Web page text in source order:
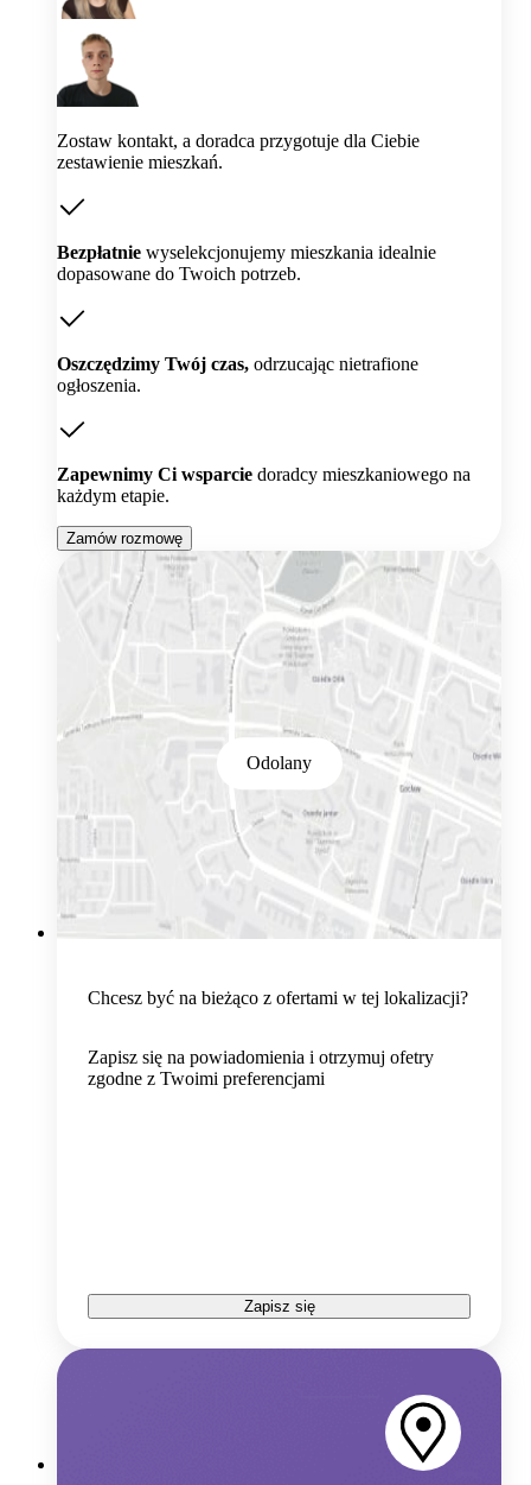
Zostaw kontakt, a doradca przygotuje dla Ciebie
zestawienie mieszkań.
Bezpłatnie wyselekcjonujemy mieszkania idealnie
dopasowane do Twoich potrzeb.
Oszczędzimy Twój czas, odrzucając nietrafione
ogłoszenia.
Zapewnimy Ci wsparcie doradcy mieszkaniowego na
każdym etapie.
Zamów rozmowę
Odolany
Chcesz być na bieżąco z ofertami w tej lokalizacji?
Zapisz się na powiadomienia i otrzymuj ofetry
zgodne z Twoimi preferencjami
Zapisz się